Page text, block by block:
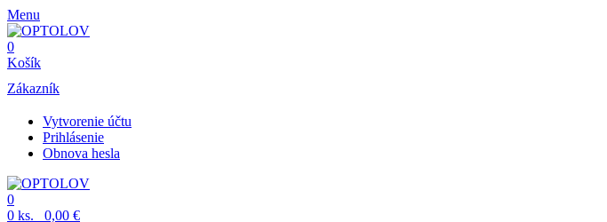
Menu
0
Košík
Zákazník
Vytvorenie účtu
Prihlásenie
Obnova hesla
0
0 ks.
0,00 €